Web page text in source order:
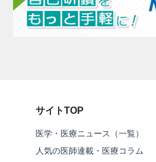
サイトTOP
医学・医療ニュース（一覧）
人気の医師連載・医療コラム